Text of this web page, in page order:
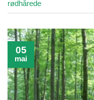
rødhårede
05
mai